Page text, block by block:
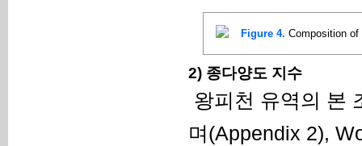
Figure 4. Composition of
2) 종다양도 지수
왕피천 유역의 본
며(Appendix 2),